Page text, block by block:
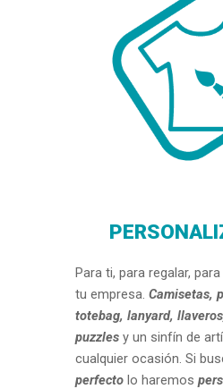
Para ti, para regalar,
tu empresa.Camisetas,
totebag, lanyard,
puzzles y un sinfín de
cualquier ocasión. Si
perfecto lo haremos